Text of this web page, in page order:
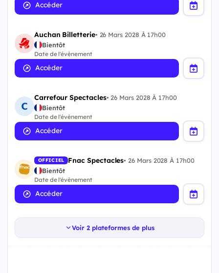
Accéder
Auchan Billetterie• 26 Mars 2028 À 17h00
Bientôt
Date de l'évènement
Accéder
Carrefour Spectacles• 26 Mars 2028 À 17h00
Bientôt
Date de l'évènement
Accéder
OFFICIEL Fnac Spectacles• 26 Mars 2028 À 17h00
Bientôt
Date de l'évènement
Accéder
Voir 2 plateformes de plus